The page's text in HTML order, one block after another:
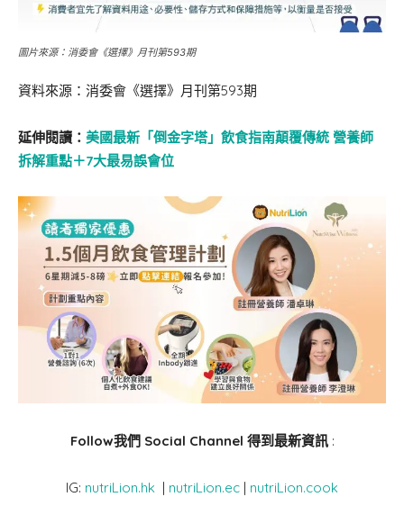
圖片來源：消委會《選擇》月刊第593期
資料來源：消委會《選擇》月刊第593期
延伸閱讀： 美國最新「倒金字塔」飲食指南顛覆傳統 營養師
拆解重點＋7大最易誤會位
Follow我們 Social Channel 得到最新資訊:
IG: nutriLion.hk | nutriLion.ec | nutriLion.cook